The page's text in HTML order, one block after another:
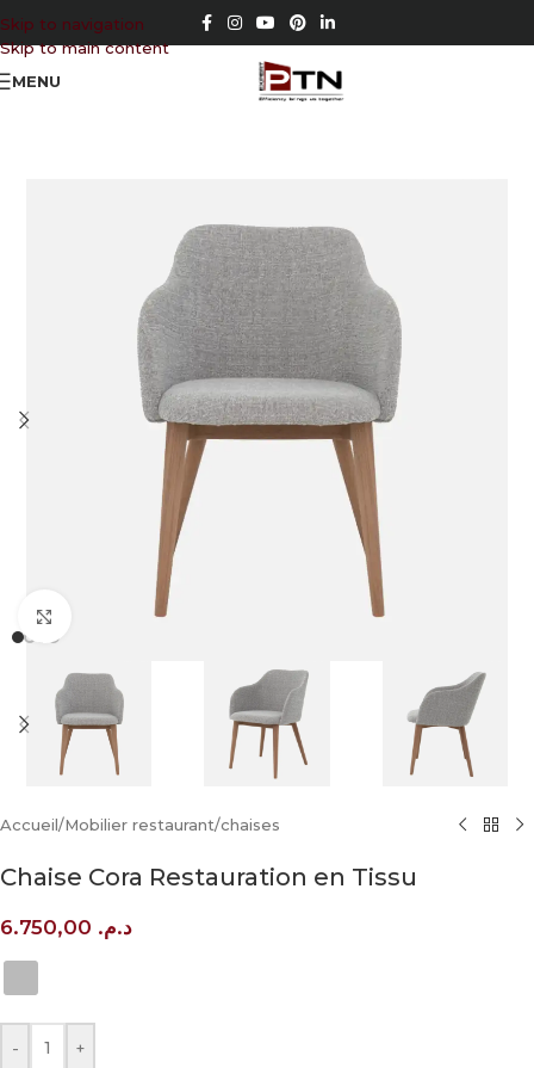
Skip to navigation
Skip to main content
MENU
Click to enlarge
Accueil/Mobilier restaurant/chaises
Chaise Cora Restauration en Tissu
د.م.
- +